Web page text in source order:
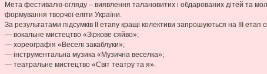
Мета фестивалю-огляду – виявлення талановитих і обдарованих дітей та
формування творчої еліти України.
За результатами підсумків ІІ етапу кращі колективи запрошуються на ІІІ
— вокальне мистецтво «Зіркове сяйво»;
— хореографія «Веселі закаблуки»;
— інструментальна музика «Музична веселка»;
— театральне мистецтво «Світ театру та я».